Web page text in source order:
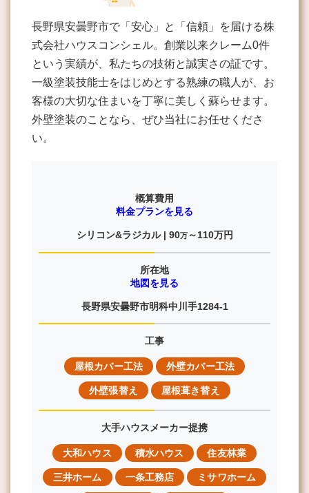
長野県安曇野市で「安心」と「信頼」を届ける株
式会社ハウスコンシェル。創業以来クレーム0件
という実績が、私たちの技術と誠実さの証です。
一級塗装技能士をはじめとする熟練の職人が、お
客様の大切な住まいを丁寧に美しく蘇らせます。
外壁塗装のことなら、ぜひ当社にお任せくださ
い。
概算費用
料金プランを見る
シリコン&ラジカル | 90万～110万円
所在地
地図を見る
長野県安曇野市明科中川手1284-1
工事
屋根カバー工法 外壁カバー工法
外壁張替え 屋根葺き替え
大手ハウスメーカー提携
大和ハウス 積水ハウス 住友林業
三井ホーム 一条工務店 ミサワホーム